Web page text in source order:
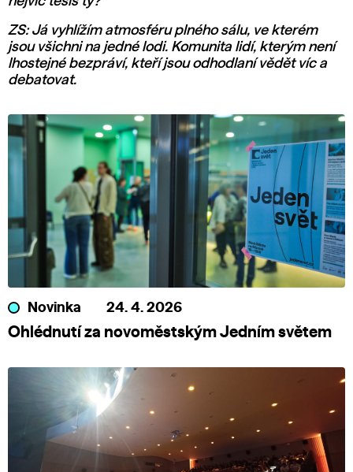
ZS: Já vyhlížím atmosféru plného sálu, ve kterém
jsou všichni na jedné lodi. Komunita lidí, kterým není
lhostejné bezpráví, kteří jsou odhodlaní vědět víc a
debatovat.
Novinka 24. 4. 2026
Ohlédnutí za novoměstským Jedním světem